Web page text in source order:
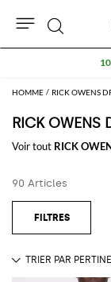
HOMME RICK OWENS
RICK OWENS
Voir tout RICK
90 Articles